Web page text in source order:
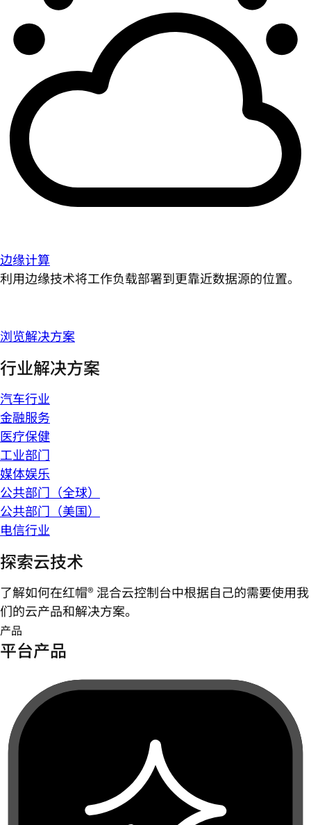
边缘计算
利用边缘技术将工作负载部署到更靠近数据源的位置。
浏览解决方案
行业解决方案
汽车行业
金融服务
医疗保健
工业部门
媒体娱乐
公共部门（全球）
公共部门（美国）
电信行业
探索云技术
了解如何在红帽® 混合云控制台中根据自己的需要使用我
们的云产品和解决方案。
产品
平台产品